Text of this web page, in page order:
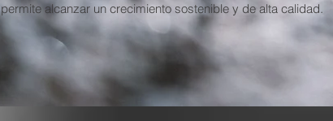
permite alcanzar un crecimiento sostenible y de alta calidad.